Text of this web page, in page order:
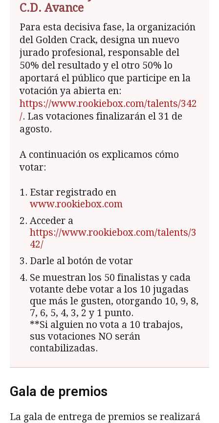
C.D. Avance
Para esta decisiva fase, la organización
del Golden Crack, designa un nuevo
jurado profesional, responsable del
50% del resultado y el otro 50% lo
aportará el público que participe en la
votación ya abierta en:
https://www.rookiebox.com/talents/342
/. Las votaciones finalizarán el 31 de
agosto.
A continuación os explicamos cómo
votar:
Estar registrado en
www.rookiebox.com
Acceder a
https://www.rookiebox.com/talents/3
42/
Darle al botón de votar
Se muestran los 50 finalistas y cada
votante debe votar a los 10 jugadas
que más le gusten, otorgando 10, 9, 8,
7, 6, 5, 4, 3, 2 y 1 punto.
**Si alguien no vota a 10 trabajos,
sus votaciones NO serán
contabilizadas.
Gala de premios
La gala de entrega de premios se realizará